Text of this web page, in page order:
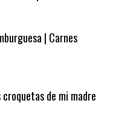
| Carnes
croquetas de mi madre